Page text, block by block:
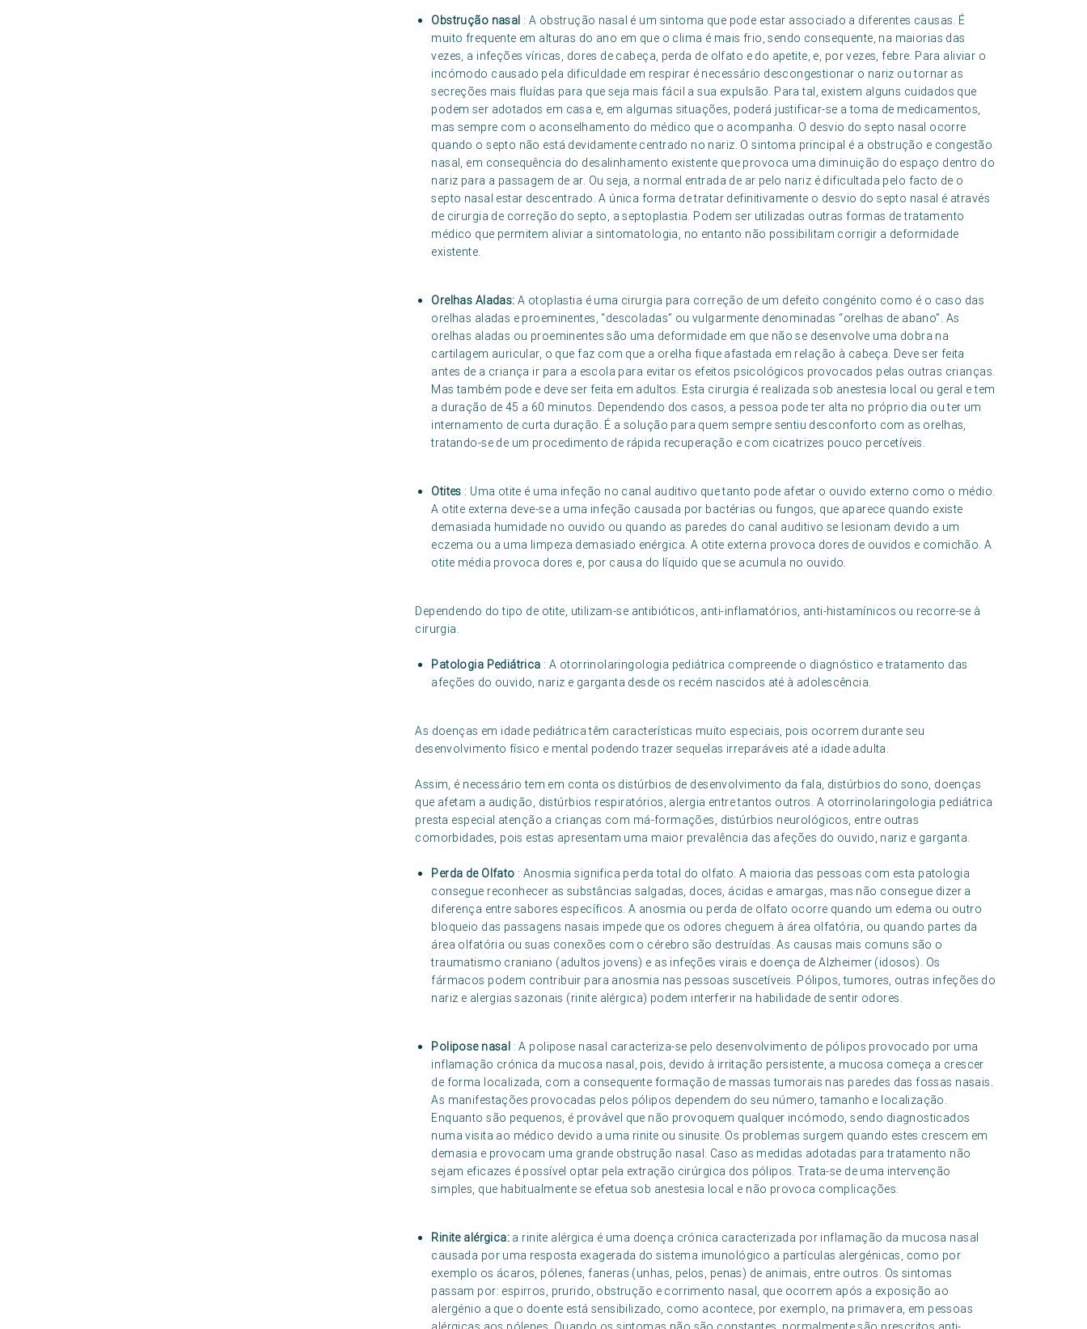
Obstrução nasal : A obstrução nasal é um sintoma que pode estar associado a diferentes causas. É
muito frequente em alturas do ano em que o clima é mais frio, sendo consequente, na maiorias das
vezes, a infeções víricas, dores de cabeça, perda de olfato e do apetite, e, por vezes, febre. Para aliviar o
incómodo causado pela dificuldade em respirar é necessário descongestionar o nariz ou tornar as
secreções mais fluídas para que seja mais fácil a sua expulsão. Para tal, existem alguns cuidados que
podem ser adotados em casa e, em algumas situações, poderá justificar-se a toma de medicamentos,
mas sempre com o aconselhamento do médico que o acompanha. O desvio do septo nasal ocorre
quando o septo não está devidamente centrado no nariz. O sintoma principal é a obstrução e congestão
nasal, em consequência do desalinhamento existente que provoca uma diminuição do espaço dentro do
nariz para a passagem de ar. Ou seja, a normal entrada de ar pelo nariz é dificultada pelo facto de o
septo nasal estar descentrado. A única forma de tratar definitivamente o desvio do septo nasal é através
de cirurgia de correção do septo, a septoplastia. Podem ser utilizadas outras formas de tratamento
médico que permitem aliviar a sintomatologia, no entanto não possibilitam corrigir a deformidade
existente.
Orelhas Aladas: A otoplastia é uma cirurgia para correção de um defeito congénito como é o caso das
orelhas aladas e proeminentes, “descoladas” ou vulgarmente denominadas “orelhas de abano”. As
orelhas aladas ou proeminentes são uma deformidade em que não se desenvolve uma dobra na
cartilagem auricular, o que faz com que a orelha fique afastada em relação à cabeça. Deve ser feita
antes de a criança ir para a escola para evitar os efeitos psicológicos provocados pelas outras crianças.
Mas também pode e deve ser feita em adultos. Esta cirurgia é realizada sob anestesia local ou geral e tem
a duração de 45 a 60 minutos. Dependendo dos casos, a pessoa pode ter alta no próprio dia ou ter um
internamento de curta duração. É a solução para quem sempre sentiu desconforto com as orelhas,
tratando-se de um procedimento de rápida recuperação e com cicatrizes pouco percetíveis.
Otites : Uma otite é uma infeção no canal auditivo que tanto pode afetar o ouvido externo como o médio.
A otite externa deve-se a uma infeção causada por bactérias ou fungos, que aparece quando existe
demasiada humidade no ouvido ou quando as paredes do canal auditivo se lesionam devido a um
eczema ou a uma limpeza demasiado enérgica. A otite externa provoca dores de ouvidos e comichão. A
otite média provoca dores e, por causa do líquido que se acumula no ouvido.
Dependendo do tipo de otite, utilizam-se antibióticos, anti-inflamatórios, anti-histamínicos ou recorre-se à
cirurgia.
Patologia Pediátrica : A otorrinolaringologia pediátrica compreende o diagnóstico e tratamento das
afeções do ouvido, nariz e garganta desde os recém nascidos até à adolescência.
As doenças em idade pediátrica têm características muito especiais, pois ocorrem durante seu
desenvolvimento físico e mental podendo trazer sequelas irreparáveis até a idade adulta.
Assim, é necessário tem em conta os distúrbios de desenvolvimento da fala, distúrbios do sono, doenças
que afetam a audição, distúrbios respiratórios, alergia entre tantos outros. A otorrinolaringologia pediátrica
presta especial atenção a crianças com má-formações, distúrbios neurológicos, entre outras
comorbidades, pois estas apresentam uma maior prevalência das afeções do ouvido, nariz e garganta.
Perda de Olfato : Anosmia significa perda total do olfato. A maioria das pessoas com esta patologia
consegue reconhecer as substâncias salgadas, doces, ácidas e amargas, mas não consegue dizer a
diferença entre sabores específicos. A anosmia ou perda de olfato ocorre quando um edema ou outro
bloqueio das passagens nasais impede que os odores cheguem à área olfatória, ou quando partes da
área olfatória ou suas conexões com o cérebro são destruídas. As causas mais comuns são o
traumatismo craniano (adultos jovens) e as infeções virais e doença de Alzheimer (idosos). Os
fármacos podem contribuir para anosmia nas pessoas suscetíveis. Pólipos, tumores, outras infeções do
nariz e alergias sazonais (rinite alérgica) podem interferir na habilidade de sentir odores.
Polipose nasal : A polipose nasal caracteriza-se pelo desenvolvimento de pólipos provocado por uma
inflamação crónica da mucosa nasal, pois, devido à irritação persistente, a mucosa começa a crescer
de forma localizada, com a consequente formação de massas tumorais nas paredes das fossas nasais.
As manifestações provocadas pelos pólipos dependem do seu número, tamanho e localização.
Enquanto são pequenos, é provável que não provoquem qualquer incómodo, sendo diagnosticados
numa visita ao médico devido a uma rinite ou sinusite. Os problemas surgem quando estes crescem em
demasia e provocam uma grande obstrução nasal. Caso as medidas adotadas para tratamento não
sejam eficazes é possível optar pela extração cirúrgica dos pólipos. Trata-se de uma intervenção
simples, que habitualmente se efetua sob anestesia local e não provoca complicações.
Rinite alérgica: a rinite alérgica é uma doença crónica caracterizada por inflamação da mucosa nasal
causada por uma resposta exagerada do sistema imunológico a partículas alergénicas, como por
exemplo os ácaros, pólenes, faneras (unhas, pelos, penas) de animais, entre outros. Os sintomas
passam por: espirros, prurido, obstrução e corrimento nasal, que ocorrem após a exposição ao
alergénio a que o doente está sensibilizado, como acontece, por exemplo, na primavera, em pessoas